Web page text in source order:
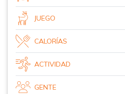
JUEGO
CALORÍAS
ACTIVIDAD
GENTE